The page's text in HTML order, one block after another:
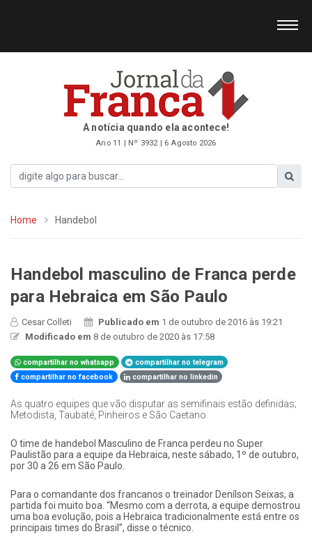
A notícia quando ela acontece!
Ano 11 | Nº 3932 | 6 Agosto 2026
Home Handebol
Handebol masculino de Franca perde
para Hebraica em São Paulo
Cesar Colleti Publicado em 1 de outubro de 2016 às 19:21
Modificado em 8 de outubro de 2020 às 17:58
compartilhar no whatsapp
compartilhar no telegram
compartilhar no facebook
compartilhar no linkedin
As quatro equipes que vão disputar as semifinais estão definidas;
Metodista, Taubaté, Pinheiros e São Caetano
O time de handebol Masculino de Franca perdeu no Super
Paulistão para a equipe da Hebraica, neste sábado, 1º de outubro,
por 30 a 26 em São Paulo.
Para o comandante dos francanos o treinador Denílson Seixas, a
partida foi muito boa. “Mesmo com a derrota, a equipe demostrou
uma boa evolução, pois a Hebraica tradicionalmente está entre os
principais times do Brasil”, disse o técnico.